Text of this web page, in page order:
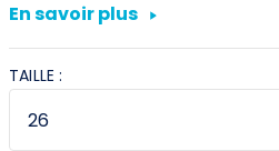
En savoir plus
TAILLE :